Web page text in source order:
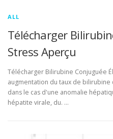
ALL
Télécharger
Stress Aperçu
Télécharger Bilirubine Conjuguée
augmentation du taux de
dans le cas d'une anomalie
hépatite virale, du. …